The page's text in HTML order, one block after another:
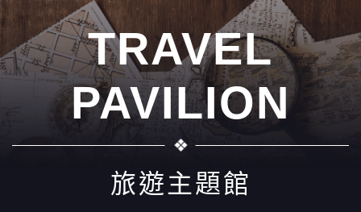
TRAVEL
PAVILION
旅遊主題館